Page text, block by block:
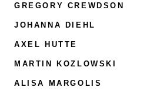
GREGORY CREWDSON
JOHANNA DIEHL
AXEL HÜTTE
MARTIN KOZLOWSKI
ALISA MARGOLIS